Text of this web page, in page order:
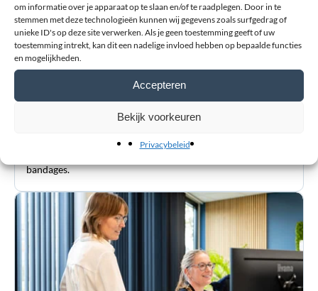
om informatie over je apparaat op te slaan en/of te raadplegen. Door in te
stemmen met deze technologieën kunnen wij gegevens zoals surfgedrag of
unieke ID's op deze site verwerken. Als je geen toestemming geeft of uw
toestemming intrekt, kan dit een nadelige invloed hebben op bepaalde functies
en mogelijkheden.
Accepteren
Bekijk voorkeuren
Privacybeleid
orthopedische hulpmiddelen zoals braces en (sport-)
bandages.